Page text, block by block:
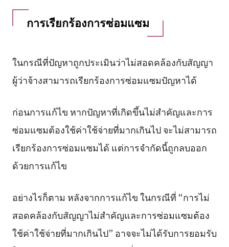
การเรียกร้องการซ่อมแซม
ในกรณีที่ปัญหาถูกประเมินว่าไม่สอดคล้องกับสัญญา
ผู้ว่าจ้างสามารถเรียกร้องการซ่อมแซมปัญหาได้
ก่อนการแก้ไข หากปัญหาที่เกิดขึ้นไม่สำคัญและการ
ซ่อมแซมต้องใช้ค่าใช้จ่ายที่มากเกินไป จะไม่สามารถ
เรียกร้องการซ่อมแซมได้ แต่การจำกัดนี้ถูกลบออก
ด้วยการแก้ไข
อย่างไรก็ตาม หลังจากการแก้ไข ในกรณีที่ “การไม่
สอดคล้องกับสัญญาไม่สำคัญและการซ่อมแซมต้อง
ใช้ค่าใช้จ่ายที่มากเกินไป” อาจจะไม่ได้รับการยอมรับ